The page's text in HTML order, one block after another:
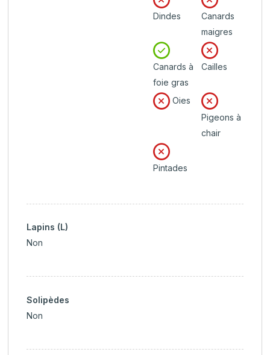
Dindes
Canards
maigres
Canards à
foie gras
Cailles
Oies
Pigeons à
chair
Pintades
Lapins (L)
Non
Solipèdes
Non